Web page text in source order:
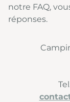
notre FAQ,
réponses.